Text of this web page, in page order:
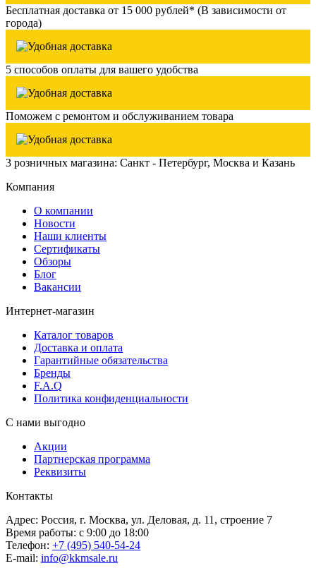
Бесплатная доставка от 15 000 рублей* (В зависимости от
города)
5 способов оплаты для вашего удобства
Поможем с ремонтом и обслуживанием товара
3 розничных магазина: Санкт - Петербург, Москва и Казань
Компания
О компании
Новости
Наши клиенты
Сертификаты
Обзоры
Блог
Вакансии
Интернет-магазин
Каталог товаров
Доставка и оплата
Гарантийные обязательства
Бренды
F.A.Q
Политика конфиденциальности
С нами выгодно
Акции
Партнерская программа
Реквизиты
Контакты
Адрес: Россия, г. Москва, ул. Деловая, д. 11, строение 7
Время работы: с 9:00 до 18:00
Телефон: +7 (495) 540-54-24
E-mail: info@kkmsale.ru